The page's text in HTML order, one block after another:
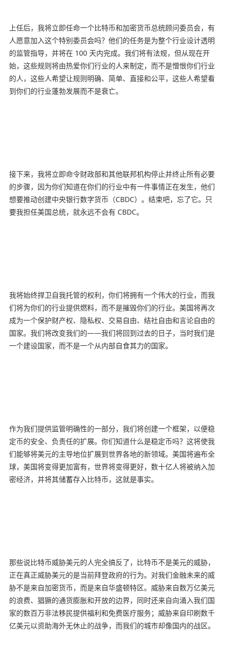
上任后，我将立即任命一个比特币和加密货币总统顾问委员会，有
人愿意加入这个特别委员会吗？他们的任务是为整个行业设计透明
的监管指导，并将在 100 天内完成。我们将有法规，但从现在开
始，这些规则将由热爱你们行业的人来制定，而不是憎恨你们行业
的人，这些人希望让规则明确、简单、直接和公平，这些人希望看
到你们的行业蓬勃发展而不是衰亡。
接下来，我将立即命令财政部和其他联邦机构停止并终止所有必要
的步骤，因为你们知道在你们的行业中有一件事情正在发生，他们
想要推动创建中央银行数字货币（CBDC）。结束吧，忘了它。只
要我担任美国总统，就永远不会有 CBDC。
我将始终捍卫自我托管的权利，你们将拥有一个伟大的行业，而我
们将为你们的行业提供燃料，而不是摧毁你们的行业。美国将再次
成为一个保护财产权、隐私权、交易自由、结社自由和言论自由的
国家。我们将改变我们的——我们将回到过去的日子，当时我们是
一个建设国家，而不是一个从内部自食其力的国家。
作为我们提供监管明确性的一部分，我们将创建一个框架，以便稳
定币的安全、负责任的扩展。你们知道什么是稳定币吗？这将使我
们能够将美元的主导地位扩展到世界各地的新领域。美国将遍布全
球，美国将变得更加富有，世界将变得更好，数十亿人将被纳入加
密经济，并将其储蓄存入比特币，这就是事实。
那些说比特币威胁美元的人完全搞反了，比特币不是美元的威胁，
正在真正威胁美元的是当前拜登政府的行为。对我们金融未来的威
胁不是来自加密货币，而是来自华盛顿特区。威胁来自数万亿美元
的浪费、猖獗的通货膨胀和开放的边界，同时还来自向涌入我们国
家的数百万非法移民提供福利和免费医疗服务；威胁来自印刷数千
亿美元以资助海外无休止的战争，而我们的城市却像国内的战区。